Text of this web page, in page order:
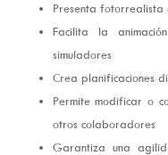
Presenta fotorrealista
Facilita la
simuladores
Crea planificaciones
Permite modificar o
otros colaboradores
Garantiza una